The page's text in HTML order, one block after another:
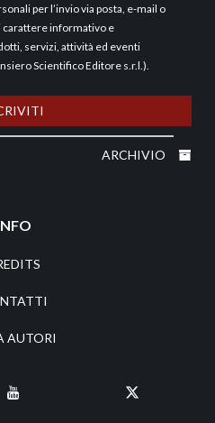
per l’invio via posta, e-mail o
informativo e
servizi, attività ed eventi
Scientifico Editore s.r.l.).
ARCHIVIO
AUTORI